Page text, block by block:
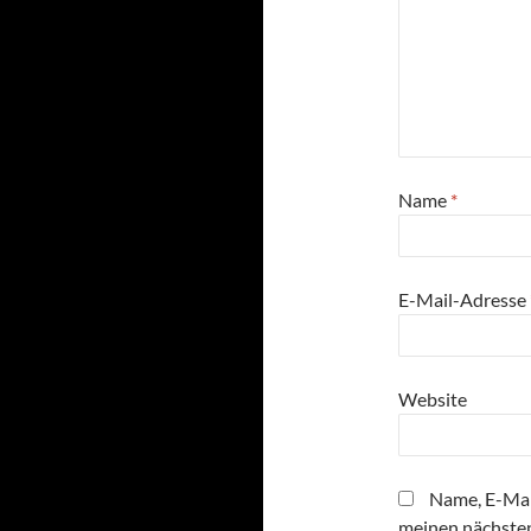
Name *
E-Mail-Adresse
Website
Name, E-